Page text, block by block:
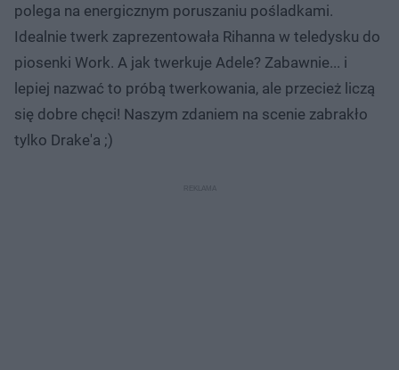
polega na energicznym poruszaniu pośladkami.
Idealnie twerk zaprezentowała Rihanna w teledysku do
piosenki Work. A jak twerkuje Adele? Zabawnie... i
lepiej nazwać to próbą twerkowania, ale przecież liczą
się dobre chęci! Naszym zdaniem na scenie zabrakło
tylko Drake'a ;)